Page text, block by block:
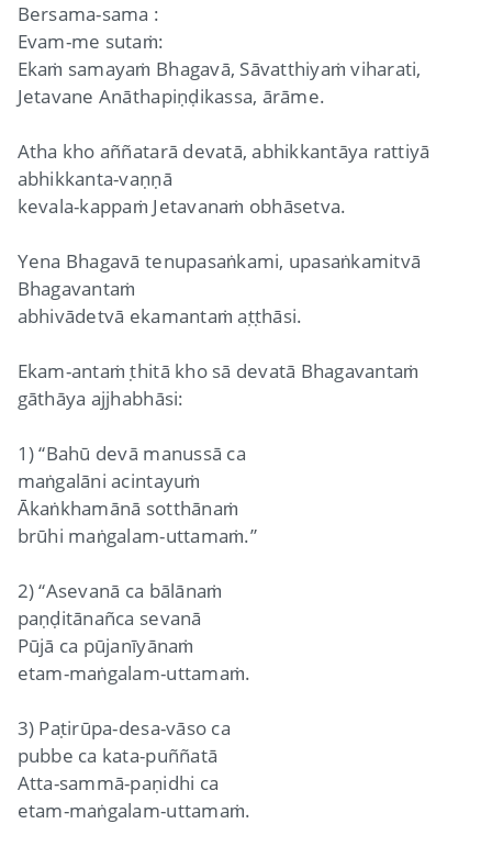
Bersama-sama :
Evam-me sutaṁ:
Ekaṁ samayaṁ Bhagavā, Sāvatthiyaṁ viharati,
Jetavane Anāthapiṇḍikassa, ārāme.
Atha kho aññatarā devatā, abhikkantāya rattiyā
abhikkanta-vaṇṇā
kevala-kappaṁ Jetavanaṁ obhāsetva.
Yena Bhagavā tenupasaṅkami, upasaṅkamitvā
Bhagavantaṁ
abhivādetvā ekamantaṁ aṭṭhāsi.
Ekam-antaṁ ṭhitā kho sā devatā Bhagavantaṁ
gāthāya ajjhabhāsi:
1) “Bahū devā manussā ca
maṅgalāni acintayuṁ
Ākaṅkhamānā sotthānaṁ
brūhi maṅgalam-uttamaṁ.”
2) “Asevanā ca bālānaṁ
paṇḍitānañca sevanā
Pūjā ca pūjanīyānaṁ
etam-maṅgalam-uttamaṁ.
3) Paṭirūpa-desa-vāso ca
pubbe ca kata-puññatā
Atta-sammā-paṇidhi ca
etam-maṅgalam-uttamaṁ.